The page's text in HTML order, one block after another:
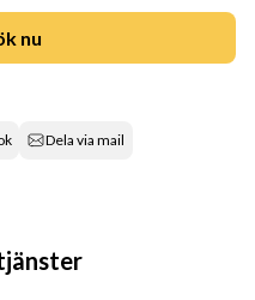
nu
Dela via mail